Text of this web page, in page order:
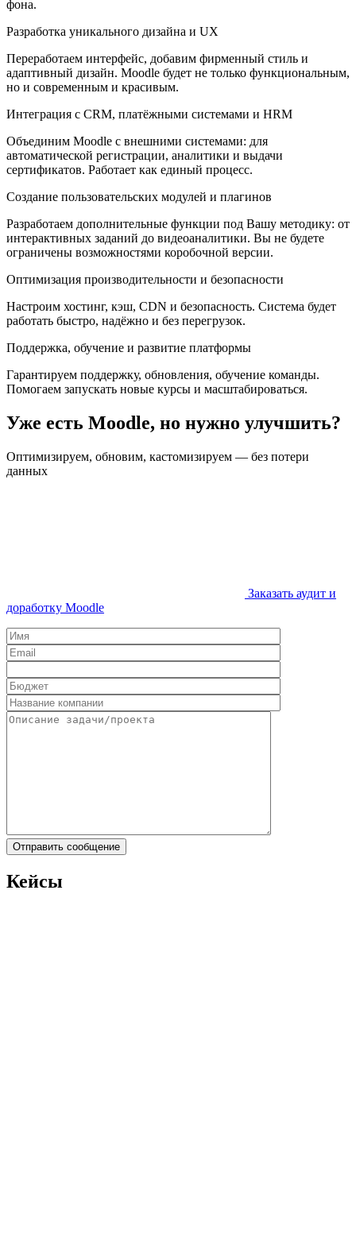
фона.
Разработка уникального дизайна и UX
Переработаем интерфейс, добавим фирменный стиль и
адаптивный дизайн. Moodle будет не только функциональным,
но и современным и красивым.
Интеграция с CRM, платёжными системами и HRM
Объединим Moodle с внешними системами: для
автоматической регистрации, аналитики и выдачи
сертификатов. Работает как единый процесс.
Создание пользовательских модулей и плагинов
Разработаем дополнительные функции под Вашу методику: от
интерактивных заданий до видеоаналитики. Вы не будете
ограничены возможностями коробочной версии.
Оптимизация производительности и безопасности
Настроим хостинг, кэш, CDN и безопасность. Система будет
работать быстро, надёжно и без перегрузок.
Поддержка, обучение и развитие платформы
Гарантируем поддержку, обновления, обучение команды.
Помогаем запускать новые курсы и масштабироваться.
Уже есть Moodle, но нужно улучшить?
Оптимизируем, обновим, кастомизируем — без потери
данных
Заказать аудит и
доработку Moodle
Кейсы